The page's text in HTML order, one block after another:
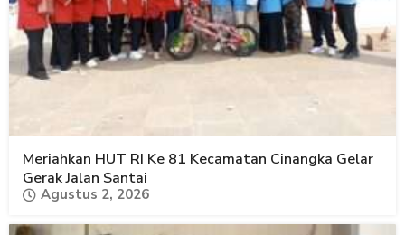
Meriahkan HUT RI Ke 81 Kecamatan Cinangka Gelar
Gerak Jalan Santai
Agustus 2, 2026